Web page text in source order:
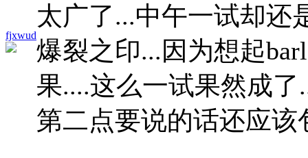
fjxwud
太广了...中午一试却还
爆裂之印...因为想起
果....这么一试果然成了
第二点要说的话还应